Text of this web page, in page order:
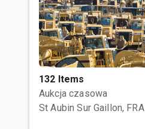
132 Items
Aukcja czasowa
St Aubin Sur Gaillon, FRA